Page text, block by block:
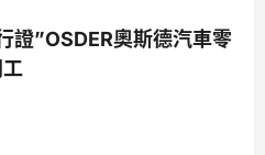
證”OSDER奧斯德汽車零